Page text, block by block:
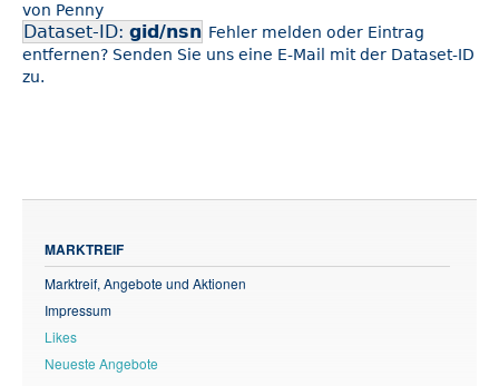
von Penny
Dataset-ID: gid/nsn Fehler melden oder Eintrag
entfernen? Senden Sie uns eine E-Mail mit der Dataset-ID
zu.
MARKTREIF
Marktreif, Angebote und Aktionen
Impressum
Likes
Neueste Angebote